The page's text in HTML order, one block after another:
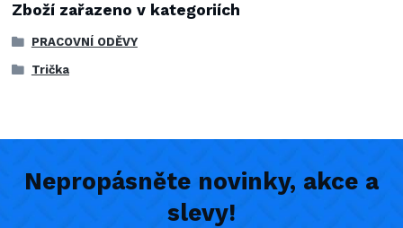
Zboží zařazeno v kategoriích
PRACOVNÍ ODĚVY
Trička
Nepropásněte novinky, akce a
slevy!